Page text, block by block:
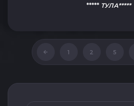
***** ТУЛА*****
1 2 5